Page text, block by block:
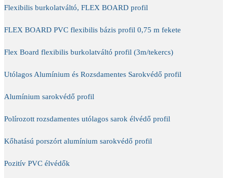
Flexibilis burkolatváltó, FLEX BOARD profil
FLEX BOARD PVC flexibilis bázis profil 0,75 m fekete
Flex Board flexibilis burkolatváltó profil (3m/tekercs)
Utólagos Alumínium és Rozsdamentes Sarokvédő profil
Alumínium sarokvédő profil
Polírozott rozsdamentes utólagos sarok élvédő profil
Kőhatású porszórt alumínium sarokvédő profil
Pozitív PVC élvédők